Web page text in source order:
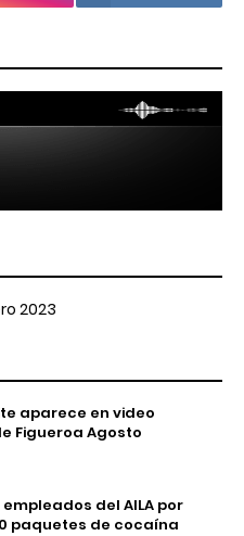
aparece en video
Figueroa Agosto
del AILA por
paquetes de cocaína